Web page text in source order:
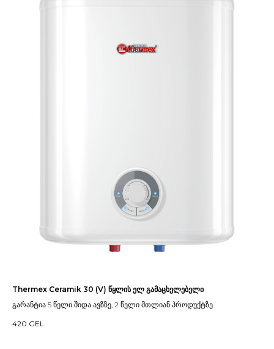
Thermex Ceramik 30 (V) წყლის ელ გამაცხელებელი
გარანტია 5 წელი შიდა ავზზე, 2 წელი მთლიან პროდუქტზე
420 GEL